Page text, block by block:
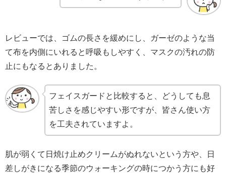
レビューでは、ゴムの長さを緩めにし、ガーゼのような当
て布を内側にいれると呼吸もしやすく、マスクの汚れの防
止にもなるとありました。
フェイスガードと比較すると、どうしても息
苦しさを感じやすい形ですが、皆さん使い方
を工夫されていますよ。
肌が弱くて日焼け止めクリームがぬれないという方や、日
差しがきになる季節のウォーキングの時につかう方にも好